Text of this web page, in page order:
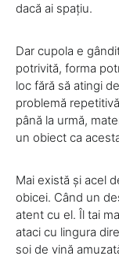
dacă ai spațiu.
Dar cupola e
potrivită, forma
loc fără să atingi
problemă
până la urmă,
un obiect ca
Mai există și acel
obicei. Când un
atent cu el. Îl tai
ataci cu lingura
soi de vină